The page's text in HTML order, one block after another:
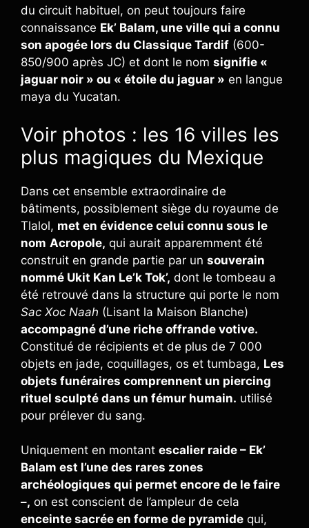
du circuit habituel, on peut toujours faire
connaissance Ek’ Balam, une ville qui a connu
son apogée lors du Classique Tardif (600-
850/900 après JC) et dont le nom signifie «
jaguar noir » ou « étoile du jaguar » en langue
maya du Yucatan.
Voir photos : les 16 villes les
plus magiques du Mexique
Dans cet ensemble extraordinaire de
bâtiments, possiblement siège du royaume de
Tlalol, met en évidence celui connu sous le
nom Acropole, qui aurait apparemment été
construit en grande partie par un souverain
nommé Ukit Kan Le’k Tok’, dont le tombeau a
été retrouvé dans la structure qui porte le nom
Sac Xoc Naah (Lisant la Maison Blanche)
accompagné d’une riche offrande votive.
Constitué de récipients et de plus de 7 000
objets en jade, coquillages, os et tumbaga, Les
objets funéraires comprennent un piercing
rituel sculpté dans un fémur humain. utilisé
pour prélever du sang.
Uniquement en montant escalier raide – Ek’
Balam est l’une des rares zones
archéologiques qui permet encore de le faire
–, on est conscient de l’ampleur de cela
enceinte sacrée en forme de pyramide qui,